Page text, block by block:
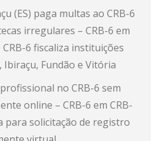
(ES) paga multas ao CRB-6
irregulares – CRB-6 em
6 fiscaliza instituições
Ibiraçu, Fundão e Vitória
no CRB-6 sem
online – CRB-6 em CRB-
para solicitação de registro